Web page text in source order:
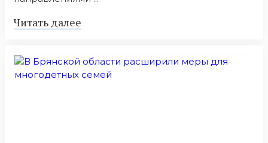
Читать далее